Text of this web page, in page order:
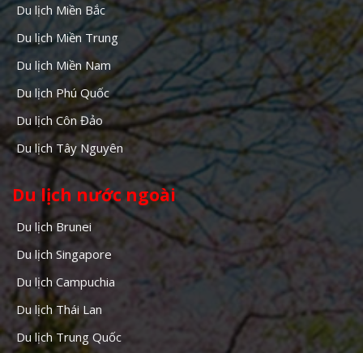
Du lịch Miền Bắc
Du lịch Miền Trung
Du lịch Miền Nam
Du lịch Phú Quốc
Du lịch Côn Đảo
Du lịch Tây Nguyên
Du lịch nước ngoài
Du lịch Brunei
Du lịch Singapore
Du lịch Campuchia
Du lịch Thái Lan
Du lịch Trung Quốc